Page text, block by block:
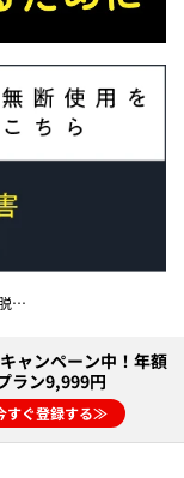
った」
ャンペーン中！年額
ラン9,999円
すぐ登録する≫